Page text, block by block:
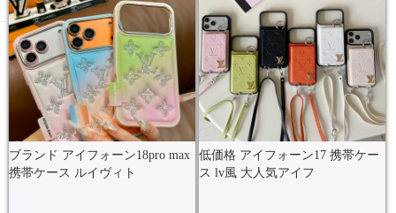
ブランド アイフォーン18pro max
携帯ケース ルイヴィト
低価格 アイフォーン17 携帯ケー
ス lv風 大人気アイフ